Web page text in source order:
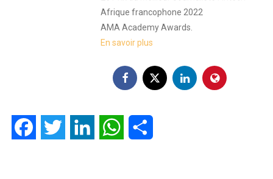
Afrique francophone 2022
AMA Academy Awards.
En savoir plus
FacebookTwitter LinkedIn WhatsApp